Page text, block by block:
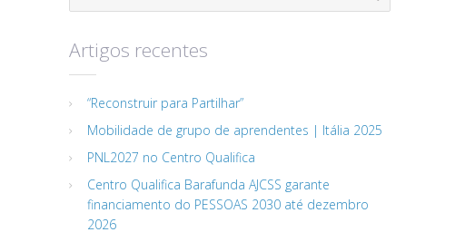
Artigos recentes
“Reconstruir para Partilhar”
Mobilidade de grupo de aprendentes | Itália 2025
PNL2027 no Centro Qualifica
Centro Qualifica Barafunda AJCSS garante
financiamento do PESSOAS 2030 até dezembro
2026